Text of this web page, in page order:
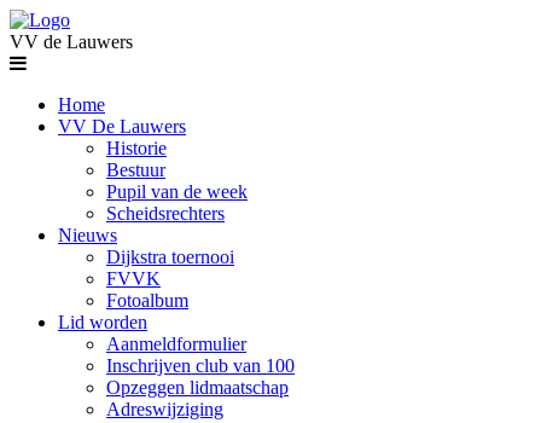
VV de Lauwers
Home
VV De Lauwers
Historie
Bestuur
Pupil van de week
Scheidsrechters
Nieuws
Dijkstra toernooi
FVVK
Fotoalbum
Lid worden
Aanmeldformulier
Inschrijven club van 100
Opzeggen lidmaatschap
Adreswijziging